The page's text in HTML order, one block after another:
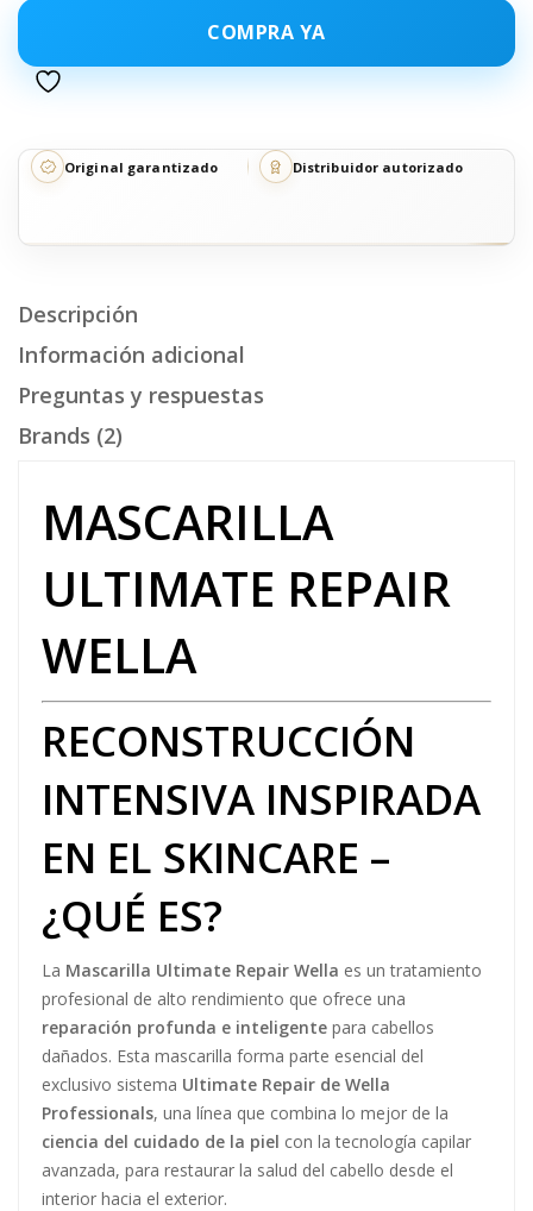
COMPRA YA
Original garantizado Distribuidor autorizado
Descripción
Información adicional
Preguntas y respuestas
Brands (2)
MASCARILLA
ULTIMATE REPAIR
WELLA
RECONSTRUCCIÓN
INTENSIVA INSPIRADA
EN EL SKINCARE –
¿QUÉ ES?
La Mascarilla Ultimate Repair Wella es un tratamiento
profesional de alto rendimiento que ofrece una
reparación profunda e inteligente para cabellos
dañados. Esta mascarilla forma parte esencial del
exclusivo sistema Ultimate Repair de Wella
Professionals, una línea que combina lo mejor de la
ciencia del cuidado de la piel con la tecnología capilar
avanzada, para restaurar la salud del cabello desde el
interior hacia el exterior.